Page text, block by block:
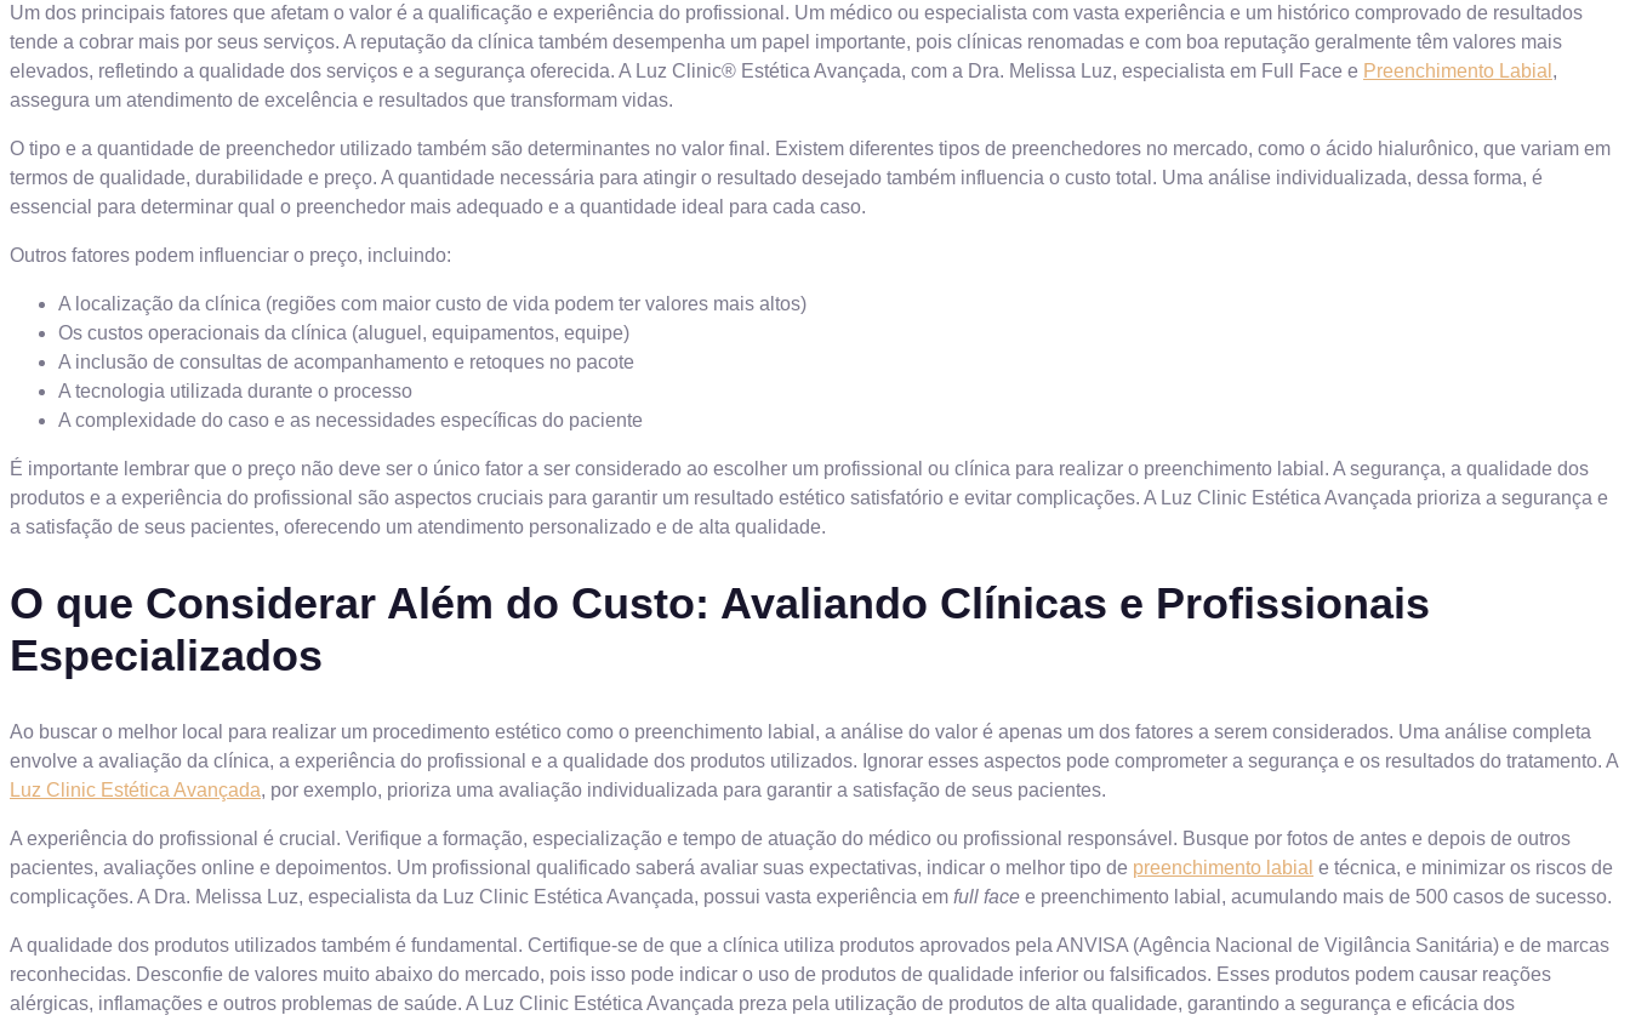
Um dos principais fatores que afetam o valor é a qualificação e experiência do profissional. Um médico ou especialista com vasta experiência e um histórico comprovado de resultados
tende a cobrar mais por seus serviços. A reputação da clínica também desempenha um papel importante, pois clínicas renomadas e com boa reputação geralmente têm valores mais
elevados, refletindo a qualidade dos serviços e a segurança oferecida. A Luz Clinic® Estética Avançada, com a Dra. Melissa Luz, especialista em Full Face e Preenchimento Labial ,
assegura um atendimento de excelência e resultados que transformam vidas.
O tipo e a quantidade de preenchedor utilizado também são determinantes no valor final. Existem diferentes tipos de preenchedores no mercado, como o ácido hialurônico, que variam em
termos de qualidade, durabilidade e preço. A quantidade necessária para atingir o resultado desejado também influencia o custo total. Uma análise individualizada, dessa forma, é
essencial para determinar qual o preenchedor mais adequado e a quantidade ideal para cada caso.
Outros fatores podem influenciar o preço, incluindo:
A localização da clínica (regiões com maior custo de vida podem ter valores mais altos)
Os custos operacionais da clínica (aluguel, equipamentos, equipe)
A inclusão de consultas de acompanhamento e retoques no pacote
A tecnologia utilizada durante o processo
A complexidade do caso e as necessidades específicas do paciente
É importante lembrar que o preço não deve ser o único fator a ser considerado ao escolher um profissional ou clínica para realizar o preenchimento labial. A segurança, a qualidade dos
produtos e a experiência do profissional são aspectos cruciais para garantir um resultado estético satisfatório e evitar complicações. A Luz Clinic Estética Avançada prioriza a segurança e
a satisfação de seus pacientes, oferecendo um atendimento personalizado e de alta qualidade.
O que Considerar Além do Custo: Avaliando Clínicas e Profissionais
Especializados
Ao buscar o melhor local para realizar um procedimento estético como o preenchimento labial, a análise do valor é apenas um dos fatores a serem considerados. Uma análise completa
envolve a avaliação da clínica, a experiência do profissional e a qualidade dos produtos utilizados. Ignorar esses aspectos pode comprometer a segurança e os resultados do tratamento. A
Luz Clinic Estética Avançada, por exemplo, prioriza uma avaliação individualizada para garantir a satisfação de seus pacientes.
A experiência do profissional é crucial. Verifique a formação, especialização e tempo de atuação do médico ou profissional responsável. Busque por fotos de antes e depois de outros
pacientes, avaliações online e depoimentos. Um profissional qualificado saberá avaliar suas expectativas, indicar o melhor tipo de preenchimento labial e técnica, e minimizar os riscos de
complicações. A Dra. Melissa Luz, especialista da Luz Clinic Estética Avançada, possui vasta experiência em full face e preenchimento labial, acumulando mais de 500 casos de sucesso.
A qualidade dos produtos utilizados também é fundamental. Certifique-se de que a clínica utiliza produtos aprovados pela ANVISA (Agência Nacional de Vigilância Sanitária) e de marcas
reconhecidas. Desconfie de valores muito abaixo do mercado, pois isso pode indicar o uso de produtos de qualidade inferior ou falsificados. Esses produtos podem causar reações
alérgicas, inflamações e outros problemas de saúde. A Luz Clinic Estética Avançada preza pela utilização de produtos de alta qualidade, garantindo a segurança e eficácia dos